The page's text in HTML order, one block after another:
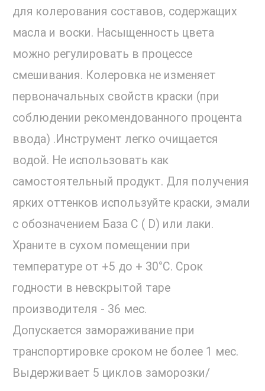
для колерования составов, содержащих
масла и воски. Насыщенность цвета
можно регулировать в процессе
смешивания. Колеровка не изменяет
первоначальных свойств краски (при
соблюдении рекомендованного процента
ввода) .Инструмент легко очищается
водой. Не использовать как
самостоятельный продукт. Для получения
ярких оттенков используйте краски, эмали
с обозначением База С ( D) или лаки.
Храните в сухом помещении при
температуре от +5 до + 30°С. Срок
годности в невскрытой таре
производителя - 36 мес.
Допускается замораживание при
транспортировке сроком не более 1 мес.
Выдерживает 5 циклов заморозки/